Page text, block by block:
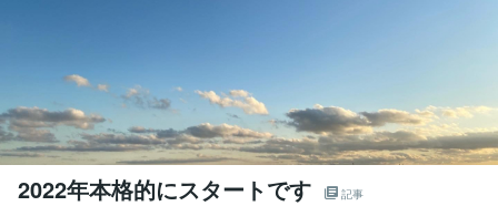
2022年本格的にスタートです 記事